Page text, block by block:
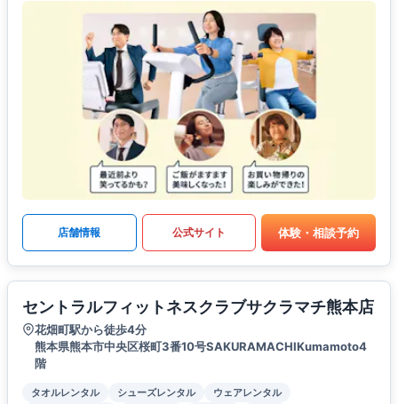
店舗情報 公式サイト 体験・相談予約
セントラルフィットネスクラブサクラマチ熊本店
花畑町駅から徒歩4分
熊本県熊本市中央区桜町3番10号SAKURAMACHIKumamoto4
階
タオルレンタル シューズレンタル
ウェアレンタル